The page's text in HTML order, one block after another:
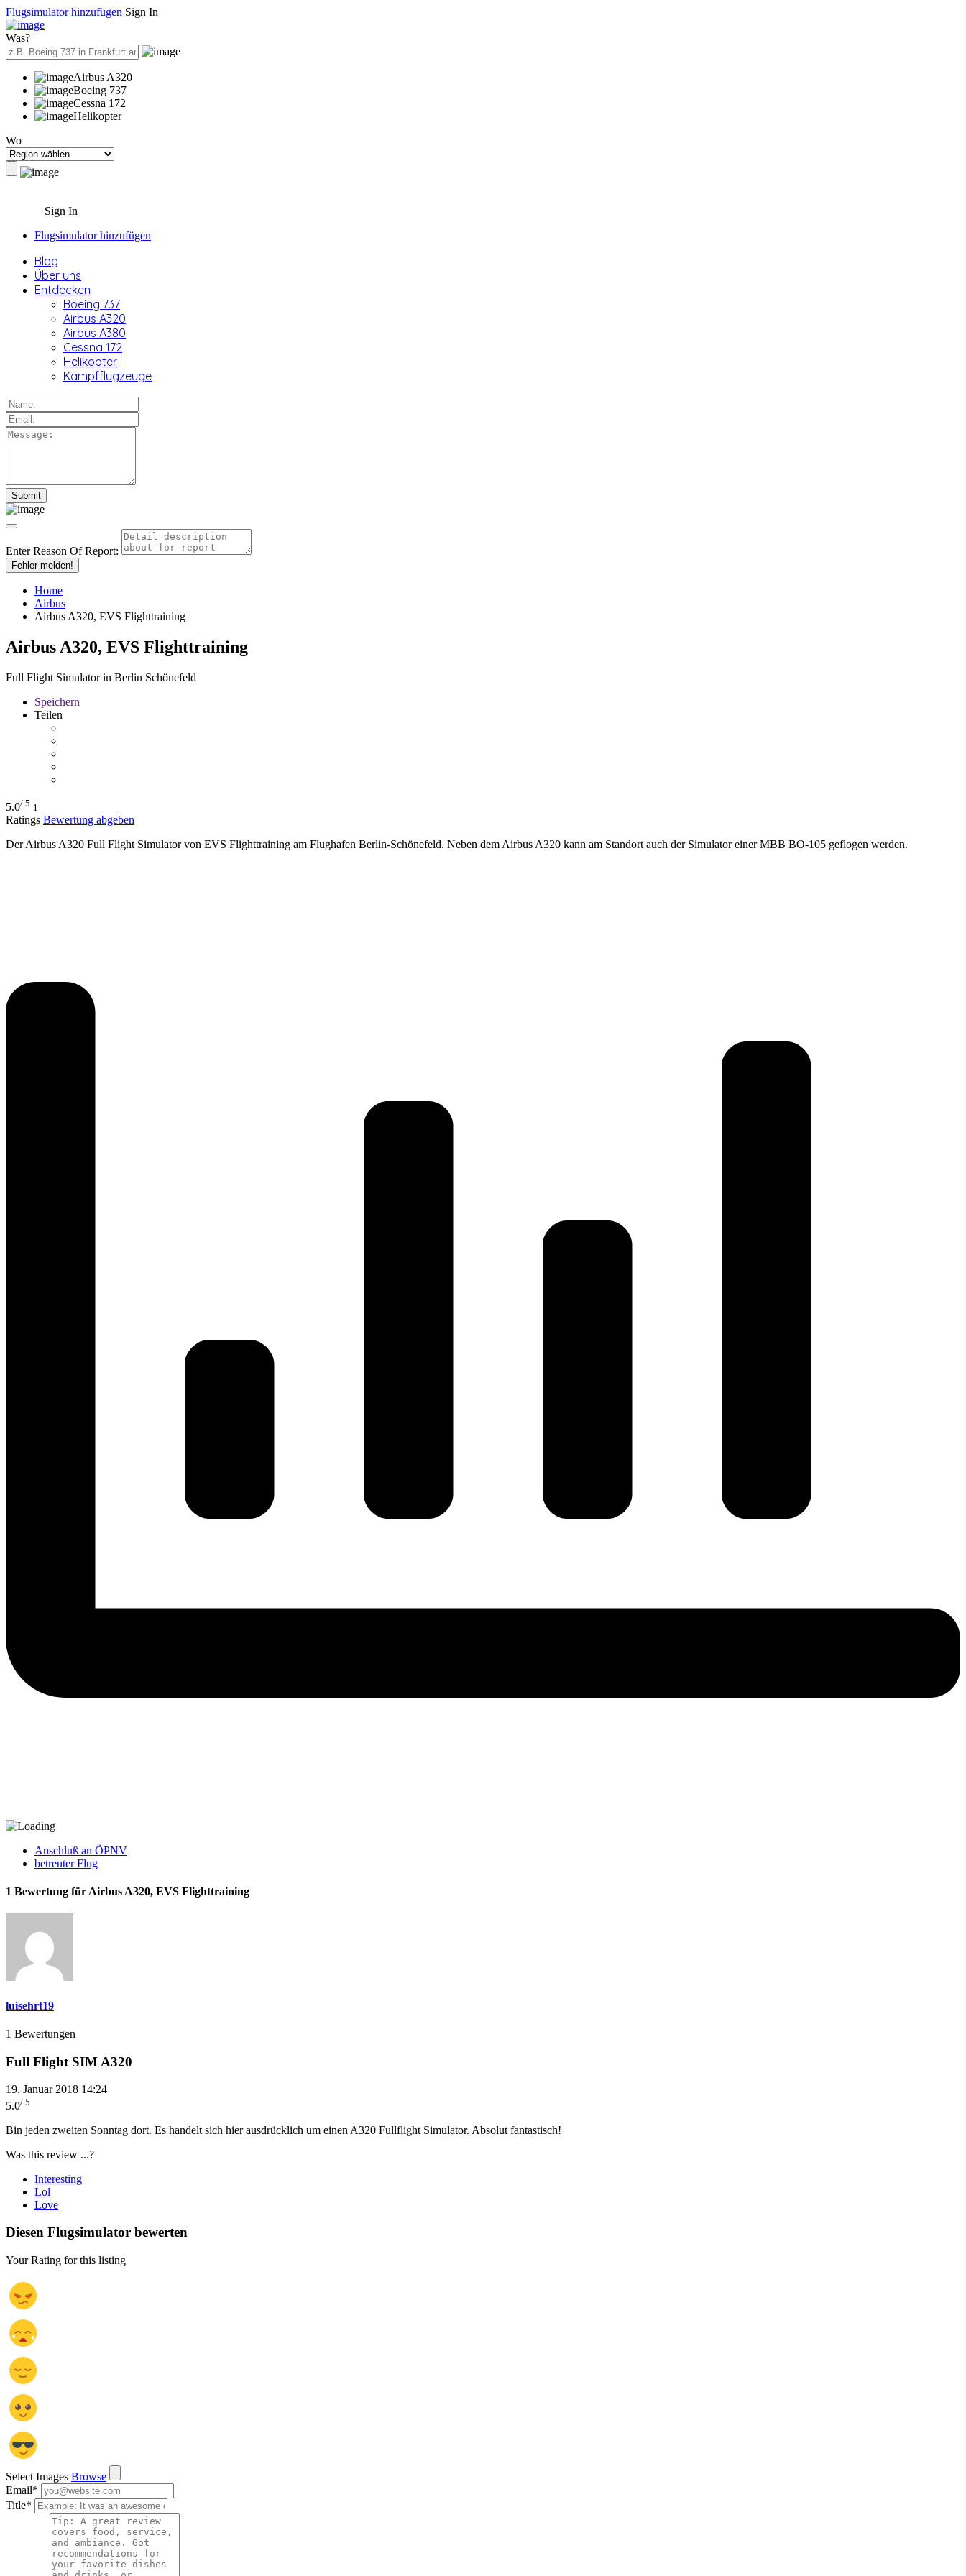
Flugsimulator hinzufügen Sign In
Was?
Airbus A320
Boeing 737
Cessna 172
Helikopter
Wo
Sign In
Flugsimulator hinzufügen
Blog
Über uns
Entdecken
Boeing 737
Airbus A320
Airbus A380
Cessna 172
Helikopter
Kampfflugzeuge
Enter Reason Of Report:
Fehler melden!
Home
Airbus
Airbus A320, EVS Flighttraining
Airbus A320, EVS Flighttraining
Full Flight Simulator in Berlin Schönefeld
Speichern
Teilen
5.0/ 5 1
Ratings Bewertung abgeben
Der Airbus A320 Full Flight Simulator von EVS Flighttraining am Flughafen Berlin-Schönefeld. Neben dem Airbus A320 kann am Standort auch der Simulator einer MBB BO-105 geflogen werden.
Anschluß an ÖPNV
betreuter Flug
1 Bewertung für Airbus A320, EVS Flighttraining
luisehrt19
1 Bewertungen
Full Flight SIM A320
19. Januar 2018 14:24
5.0/ 5
Bin jeden zweiten Sonntag dort. Es handelt sich hier ausdrücklich um einen A320 Fullflight Simulator. Absolut fantastisch!
Was this review ...?
Interesting
Lol
Love
Diesen Flugsimulator bewerten
Your Rating for this listing
Select Images Browse
Email*
Title*